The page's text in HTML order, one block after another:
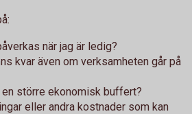
när jag är ledig?
kvar även om verksamheten går på
större ekonomisk buffert?
eller andra kostnader som kan